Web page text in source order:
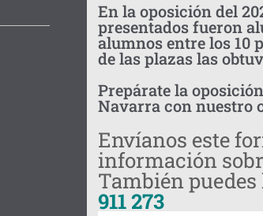
En la oposición del
presentados fueron
alumnos entre los 10
de las plazas las
Prepárate la
Navarra con nuestro
Envíanos este
información
También
911 273